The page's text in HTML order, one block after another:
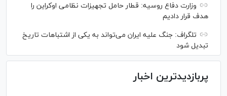
وزارت دفاع روسیه: قطار حامل تجهیزات نظامی اوکراین را
هدف قرار دادیم
تلگراف: جنگ علیه ایران می‌تواند به یکی از اشتباهات تاریخ
تبدیل شود
پربازدیدترین اخبار